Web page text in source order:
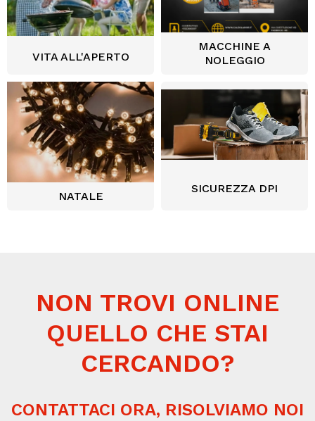
VITA ALL'APERTO
MACCHINE A
NOLEGGIO
NATALE
SICUREZZA DPI
NON TROVI ONLINE
QUELLO CHE STAI
CERCANDO?
CONTATTACI ORA, RISOLVIAMO NOI